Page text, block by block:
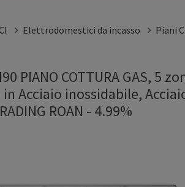
Elettrodomestici da incasso
Piani
PIANO COTTURA GAS, 5
Acciaio inossidabile,
ROAN - 4.99%